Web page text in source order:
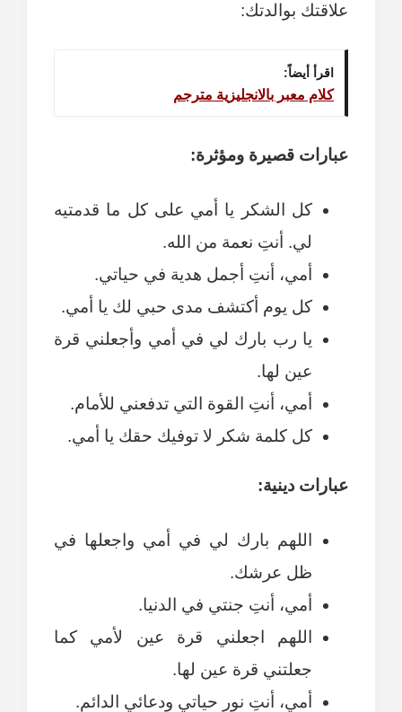
علاقتك بوالدتك:
اقرأ أيضاً:
كلام معبر بالانجليزية مترجم
عبارات قصيرة ومؤثرة:
كل الشكر يا أمي على كل ما قدمتيه
لي. أنتِ نعمة من الله.
أمي، أنتِ أجمل هدية في حياتي.
كل يوم أكتشف مدى حبي لك يا أمي.
يا رب بارك لي في أمي وأجعلني قرة
عين لها.
أمي، أنتِ القوة التي تدفعني للأمام.
كل كلمة شكر لا توفيك حقك يا أمي.
عبارات دينية:
اللهم بارك لي في أمي واجعلها في
ظل عرشك.
أمي، أنتِ جنتي في الدنيا.
اللهم اجعلني قرة عين لأمي كما
جعلتني قرة عين لها.
أمي، أنتِ نور حياتي ودعائي الدائم.